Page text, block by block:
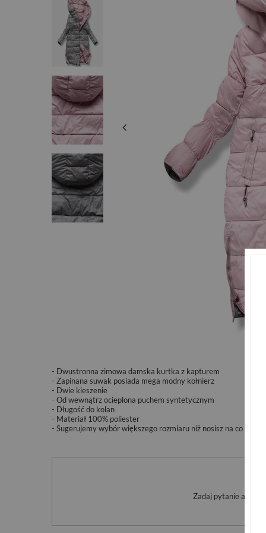
- Dwustronna zimowa damska kurtka z kapturem
- Zapinana suwak posiada mega modny kołnierz
- Dwie kieszenie
- Od wewnątrz ocieplona puchem syntetycznym
- Długość do kolan
- Materiał 100% poliester
- Sugerujemy wybór większego rozmiaru niż nosisz na co dzień
Zadaj pytanie a my